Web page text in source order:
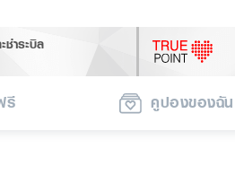
ำระบิล
รี คูปองของฉัน